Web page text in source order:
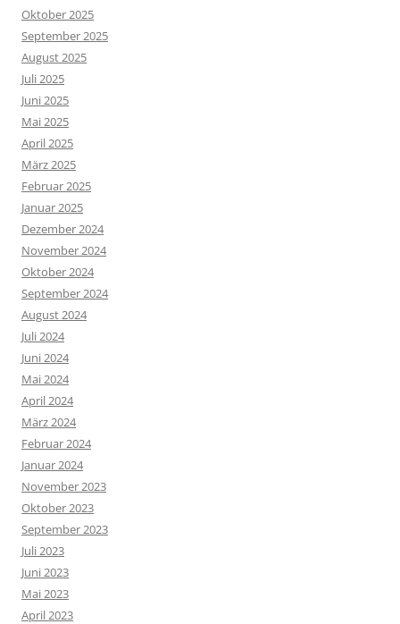
Oktober 2025
September 2025
August 2025
Juli 2025
Juni 2025
Mai 2025
April 2025
März 2025
Februar 2025
Januar 2025
Dezember 2024
November 2024
Oktober 2024
September 2024
August 2024
Juli 2024
Juni 2024
Mai 2024
April 2024
März 2024
Februar 2024
Januar 2024
November 2023
Oktober 2023
September 2023
Juli 2023
Juni 2023
Mai 2023
April 2023